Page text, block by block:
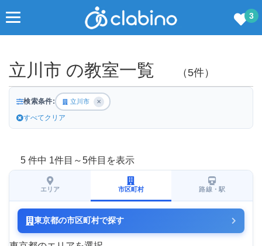
3
立川市 の教室一覧 （5件）
検索条件: 立川市 ✕
すべてクリア
5 件中 1件目～5件目を表示
エリア 市区町村 路線・駅
東京都の市区町村で探す